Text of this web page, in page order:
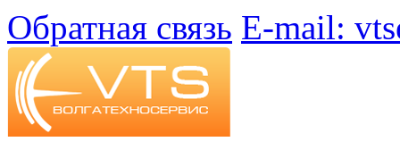
Обратная связь E-mail: